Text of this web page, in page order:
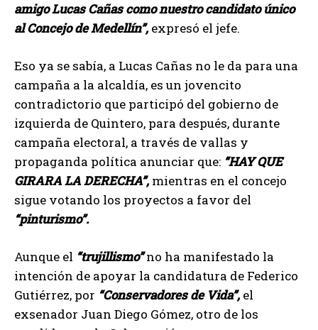
amigo Lucas Cañas como nuestro candidato único
al Concejo de Medellín”,expresó el jefe.
Eso ya se sabía, a Lucas Cañas no le da para una
campaña a la alcaldía, es un jovencito
contradictorio que participó del gobierno de
izquierda de Quintero, para después, durante
campaña electoral, a través de vallas y
propaganda política anunciar que: “HAY QUE
GIRARA LA DERECHA”,mientras en el concejo
sigue votando los proyectos a favor del
“pinturismo”.
Aunque el “trujillismo”no ha manifestado la
intención de apoyar la candidatura de Federico
Gutiérrez, por “Conservadores de Vida”,el
exsenador Juan Diego Gómez, otro de los